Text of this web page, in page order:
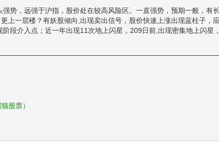
势，远强于沪指，股价处在较高风险区。一直强势，预期一般，有
上一层楼？有妖股倾向,出现卖出信号，股价快速上涨出现蓝柱子，
段介入点；近一年出现11次地上闪星，209日前,出现密集地上闪星，
股票）